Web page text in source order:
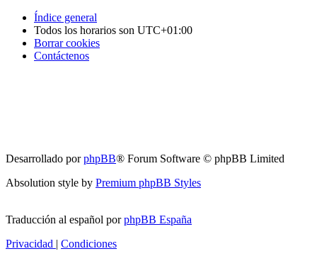
Índice general
Todos los horarios son UTC+01:00
Borrar cookies
Contáctenos
Desarrollado porphpBB® Forum Software © phpBB Limited
Absolution style by Premium phpBB Styles
Traducción al español porphpBB España
Privacidad | Condiciones